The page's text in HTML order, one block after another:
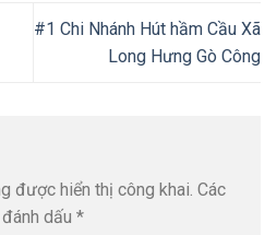
#1 Chi Nhánh Hút hầm Cầu Xã
Long Hưng Gò Công
được hiển thị công khai. Các
dấu *